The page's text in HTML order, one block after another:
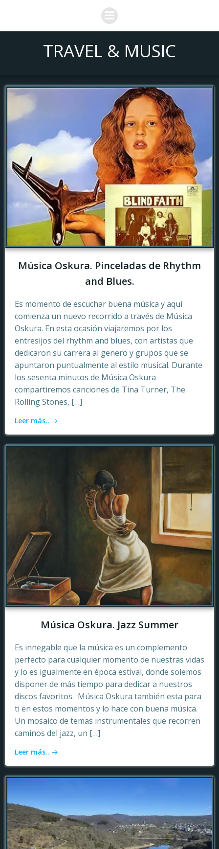
Saltar
al
contenido
TRAVEL & MUSIC
Música Oskura. Pinceladas de Rhythm
and Blues.
Es momento de escuchar buena música y aquí
comienza un nuevo recorrido a través de Música
Oskura. En esta ocasión viajaremos por los
entresijos del rhythm and blues, con artistas que
dedicaron su carrera al genero y grupos que se
apuntaron puntualmente al estilo musical. Durante
los sesenta minutos de Música Oskura
compartiremos canciones de Tina Turner, The
Rolling Stones, […]
Leer más..
Música Oskura. Jazz Summer
Es innegable que la música es un complemento
perfecto para cualquier momento de nuestras vidas
y lo es igualmente en época estival, donde solemos
disponer de más tiempo para dedicar a nuestros
discos favoritos. Música Oskura también esta para
ti en estos momentos y lo hace con buena música.
Un mosaico de temas instrumentales que recorren
caminos del jazz, un […]
Leer más..